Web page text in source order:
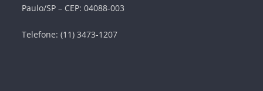
Paulo/SP – CEP: 04088-003
Telefone: (11) 3473-1207